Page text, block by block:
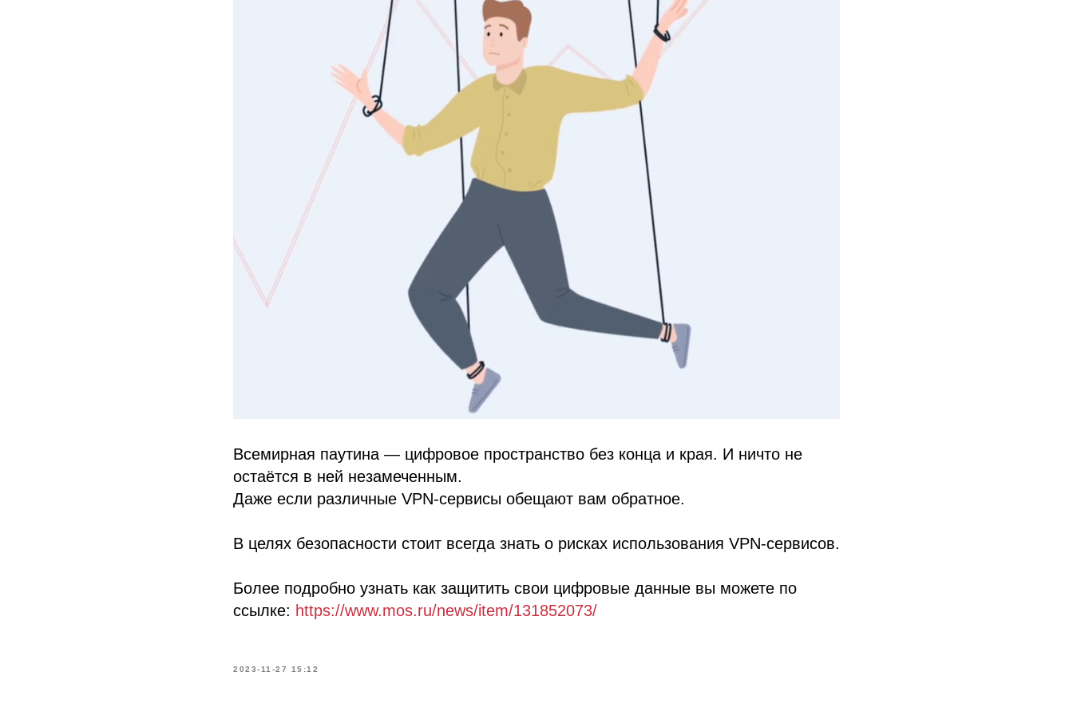
Всемирная паутина — цифровое пространство без конца и края. И ничто не
остаётся в ней незамеченным.
Даже если различные VPN-сервисы обещают вам обратное.
В целях безопасности стоит всегда знать о рисках использования VPN-сервисов.
Более подробно узнать как защитить свои цифровые данные вы можете по
ссылке: https://www.mos.ru/news/item/131852073/
2023-11-27 15:12